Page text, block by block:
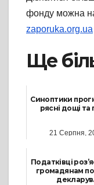
фонду можна
zaporuka.org.ua
Ще
Синоптики
рясні дощі та
21 Серпня,
Податківці
громадянам